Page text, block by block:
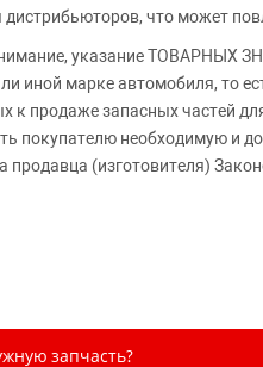
дистрибьюторов, что может
указание ТОВАРНЫХ
иной марке автомобиля, то
к продаже запасных частей
покупателю необходимую и
продавца (изготовителя)
запчасть?